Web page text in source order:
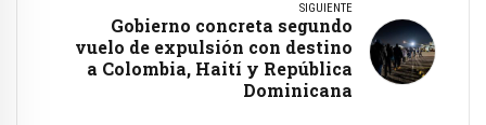
SIGUIENTE
Gobierno concreta segundo
vuelo de expulsión con destino
a Colombia, Haití y República
Dominicana